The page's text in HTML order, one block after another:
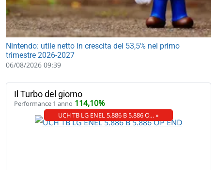
Nintendo: utile netto in crescita del 53,5% nel primo
trimestre 2026-2027
06/08/2026 09:39
Il Turbo del giorno
Performance 1 anno 114,10%
UCH TB LG ENEL 5.886 B 5.886 O… »